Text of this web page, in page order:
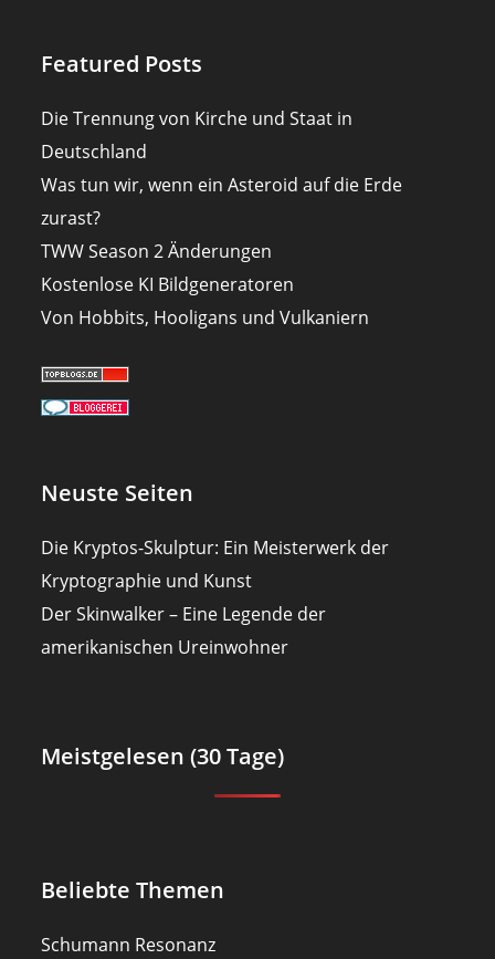
Featured Posts
Die Trennung von Kirche und Staat in
Deutschland
Was tun wir, wenn ein Asteroid auf die Erde
zurast?
TWW Season 2 Änderungen
Kostenlose KI Bildgeneratoren
Von Hobbits, Hooligans und Vulkaniern
Neuste Seiten
Die Kryptos-Skulptur: Ein Meisterwerk der
Kryptographie und Kunst
Der Skinwalker – Eine Legende der
amerikanischen Ureinwohner
Meistgelesen (30 Tage)
Beliebte Themen
Schumann Resonanz